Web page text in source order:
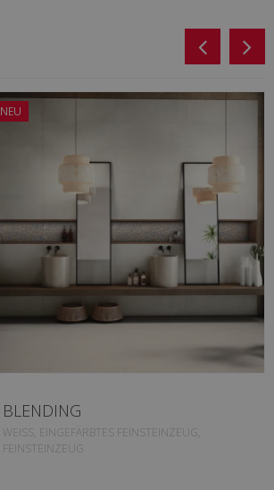
NEU
BLENDING
WEISS, EINGEFÄRBTES FEINSTEINZEUG,
FEINSTEINZEUG